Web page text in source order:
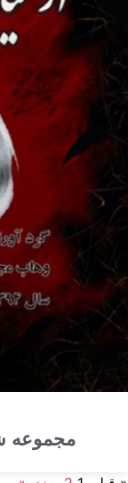
مجموعه